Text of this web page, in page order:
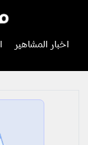
اخبار المشاهير